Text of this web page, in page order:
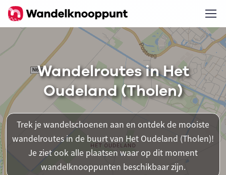
Wandelroutes in Het
Oudeland (Tholen)
Trek je wandelschoenen aan en ontdek de mooiste
wandelroutes in de buurt van Het Oudeland (Tholen)!
Je ziet ook alle plaatsen waar op dit moment
wandelknooppunten beschikbaar zijn.